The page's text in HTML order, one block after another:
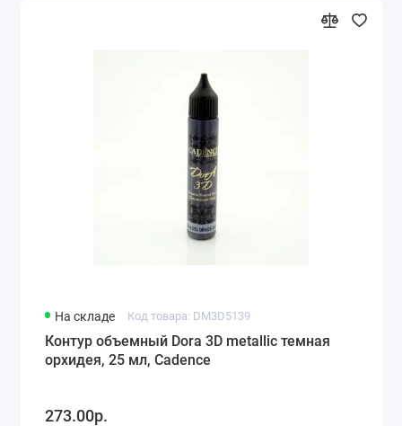
На складе Код товара: DM3D5139
Контур объемный Dora 3D metallic темная
орхидея, 25 мл, Cadence
273.00р.